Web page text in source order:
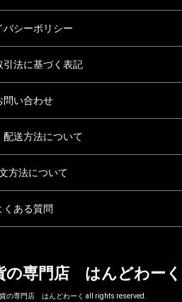
バシーポリシー
引法に基づく表記
問い合わせ
配送方法について
方法について
くある質問
の専門店 はんどわーく
の専門店 はんどわーく all rights reserved.